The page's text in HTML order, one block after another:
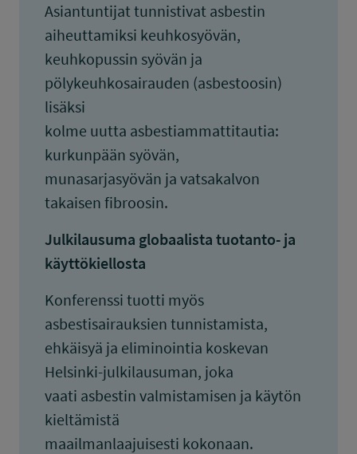
Asiantuntijat tunnistivat asbestin
aiheuttamiksi keuhkosyövän,
keuhkopussin syövän ja
pölykeuhkosairauden (asbestoosin)
lisäksi
kolme uutta asbestiammattitautia:
kurkunpään syövän,
munasarjasyövän ja vatsakalvon
takaisen fibroosin.
Julkilausuma globaalista tuotanto- ja
käyttökiellosta
Konferenssi tuotti myös
asbestisairauksien tunnistamista,
ehkäisyä ja eliminointia koskevan
Helsinki-julkilausuman, joka
vaati asbestin valmistamisen ja käytön
kieltämistä
maailmanlaajuisesti kokonaan.